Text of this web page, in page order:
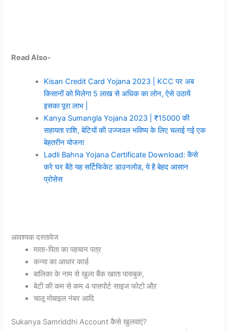
Read Also-
Kisan Credit Card Yojana 2023 | KCC पर अब
किसानों को मिलेगा 5 लाख से अधिक का लोन, ऐसे उठायें
इसका पूरा लाभ |
Kanya Sumangla Yojana 2023 | ₹15000 की
सहायता राशि, बेटियों की उज्जवल भविष्य के लिए चलाई गई एक
बेहतरीन योजना
Ladli Bahna Yojana Certificate Download: कैसे
करे घर बैठे यह सर्टिफिकेट डाउनलोड, ये है बेहद आसान
प्रोसेस
आवश्यक दस्तावेज
माता-पिता का पहचान पत्र
कन्या का आधार कार्ड
बालिका के नाम से खुला बैंक खाता पासबुक,
बेटी की कम से कम 4 पासपोर्ट साइज फोटो औऱ
चालू मोबाइल नंबर आदि
Sukanya Samriddhi Account कैसे खुलवाएं?